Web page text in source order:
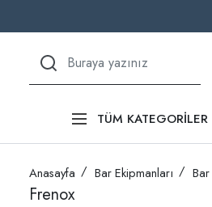
TÜM KATEGORİLER
Anasayfa Bar Ekipmanları
Frenox